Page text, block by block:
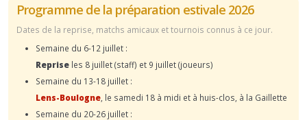
Programme de la préparation estivale 2026
Dates de la reprise, matchs amicaux et tournois connus à ce jour.
Semaine du 6-12 juillet :
Reprise les 8 juillet (staff) et 9 juillet (joueurs)
Semaine du 13-18 juillet :
Lens-Boulogne , le samedi 18 à midi et à huis-clos, à la Gaillette
Semaine du 20-26 juillet :